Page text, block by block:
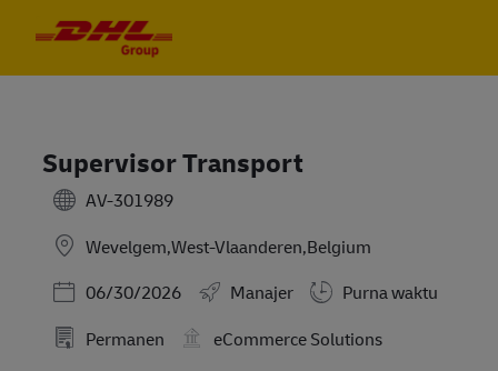
Supervisor Transport
AV-301989
Wevelgem,West-Vlaanderen,Belgium
Posted Date
06/30/2026 Manajer
Purna waktu
Permanen
eCommerce Solutions